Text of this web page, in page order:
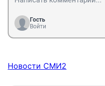
Гость
Войти
Новости СМИ2